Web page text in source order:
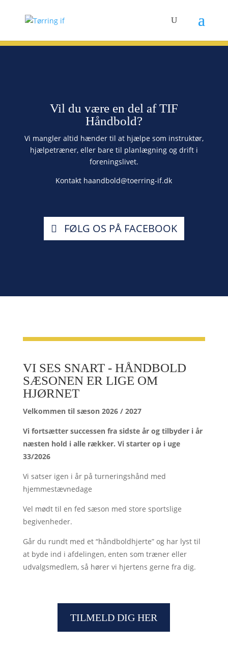
Vil du være en del af TIF
Håndbold?
Vi mangler altid hænder til at hjælpe som instruktør,
hjælpetræner, eller bare til planlægning og drift i
foreningslivet.
Kontakt haandbold@toerring-if.dk
FØLG OS PÅ FACEBOOK
VI SES SNART - HÅNDBOLD
SÆSONEN ER LIGE OM
HJØRNET
Velkommen til sæson 2026 / 2027
Vi fortsætter successen fra sidste år og tilbyder i år
næsten hold i alle rækker. Vi starter op i uge
33/2026
Vi satser igen i år på turneringshånd med
hjemmestævnedage
Vel mødt til en fed sæson med store sportslige
begivenheder.
Går du rundt med et “håndboldhjerte” og har lyst til
at byde ind i afdelingen, enten som træner eller
udvalgsmedlem, så hører vi hjertens gerne fra dig.
TILMELD DIG HER